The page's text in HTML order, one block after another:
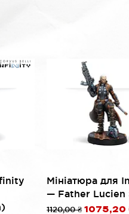
Быстрый
Мініатюра для
— Father Lucien
Обычная цена
1120,00 ₴ Цена со
1075,20